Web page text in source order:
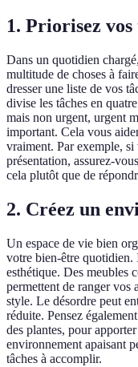
1. Priorisez vos
Dans un quotidien
multitude de choses à
dresser une liste de vos
divise les tâches en
mais non urgent, urgent
important. Cela vous
vraiment. Par exemple,
présentation, assurez-
cela plutôt que de
2. Créez un
Un espace de vie bien
votre bien-être quotidien.
esthétique. Des meubles
permettent de ranger vos
style. Le désordre peut
réduite. Pensez
des plantes, pour
environnement apaisant
tâches à accomplir.